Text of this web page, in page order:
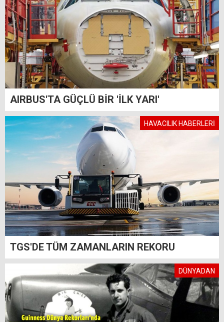
AIRBUS'TA GÜÇLÜ BİR 'İLK YARI'
HAVACILIK HABERLERİ
TGS'DE TÜM ZAMANLARIN REKORU
DÜNYADAN